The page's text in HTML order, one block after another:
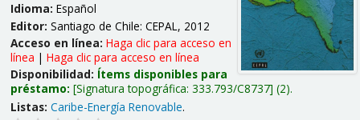
Idioma: Español
Editor: Santiago de Chile: CEPAL, 2012
Acceso en línea: Haga clic para acceso en
línea | Haga clic para acceso en línea
Disponibilidad: Ítems disponibles para
préstamo: Signatura topográfica: 333.793/C8737 (2).
Listas: Caribe-Energía Renovable.